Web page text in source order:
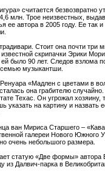
считается безвозвратно
млн. Трое неизвестных,
ее автора в 2005 году. Ее так
Стоит она почти три
скрипачки Эрики
было 90 лет. Следов взлома
семью музыкантши.
«Мадлен с цветами в
она грабителю
Техас. Он угрожал хозяину,
указать на картину и
ван Мириса Старшего –
галереи Нового Южного
очень небольшого размера.
статую «Две формы» автора
из Далвич-парка в